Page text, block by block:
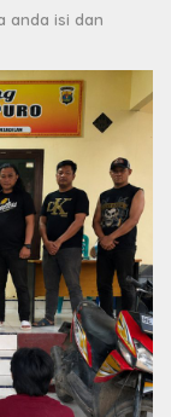
anda isi dan